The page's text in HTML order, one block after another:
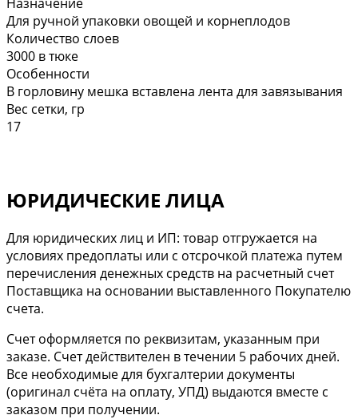
Для ручной упаковки овощей и корнеплодов
Количество слоев
3000 в тюке
Особенности
В горловину мешка вставлена лента для завязывания
Вес сетки, гр
17
ЮРИДИЧЕСКИЕ ЛИЦА
Для юридических лиц и ИП: товар отгружается на
условиях предоплаты или с отсрочкой платежа путем
перечисления денежных средств на расчетный счет
Поставщика на основании выставленного Покупателю
счета.
Cчет оформляется по реквизитам, указанным при
заказе. Счет действителен в течении 5 рабочих дней.
Все необходимые для бухгалтерии документы
(оригинал счёта на оплату, УПД) выдаются вместе с
заказом при получении.